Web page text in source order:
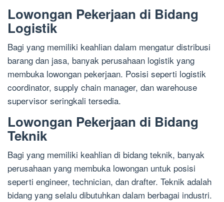
Lowongan Pekerjaan di Bidang
Logistik
Bagi yang memiliki keahlian dalam mengatur distribusi
barang dan jasa, banyak perusahaan logistik yang
membuka lowongan pekerjaan. Posisi seperti logistik
coordinator, supply chain manager, dan warehouse
supervisor seringkali tersedia.
Lowongan Pekerjaan di Bidang
Teknik
Bagi yang memiliki keahlian di bidang teknik, banyak
perusahaan yang membuka lowongan untuk posisi
seperti engineer, technician, dan drafter. Teknik adalah
bidang yang selalu dibutuhkan dalam berbagai industri.